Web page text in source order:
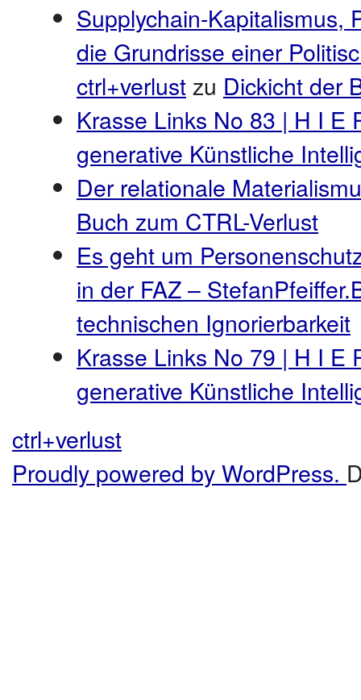
Supplychain-Kapitalismus,
die Grundrisse einer
ctrl+verlustzu Dickicht der
Krasse Links No 83 | H I E
generative Künstliche
Der relationale
Buch zum CTRL-Verlust
Es geht um
in der FAZ –
technischen Ignorierbarkeit
Krasse Links No 79 | H I E
generative Künstliche
ctrl+verlust
Proudly powered by WordPress.